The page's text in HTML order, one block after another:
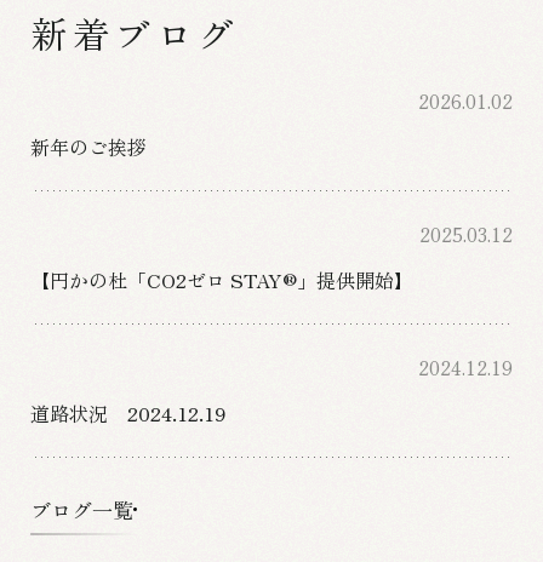
新着ブログ
2026.01.02
新年のご挨拶
2025.03.12
【円かの杜「CO2ゼロ STAY®」提供開始】
2024.12.19
道路状況 2024.12.19
ブログ一覧